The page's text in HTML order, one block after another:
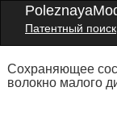
Патентный поиск
Сохраняющее
волокно малого